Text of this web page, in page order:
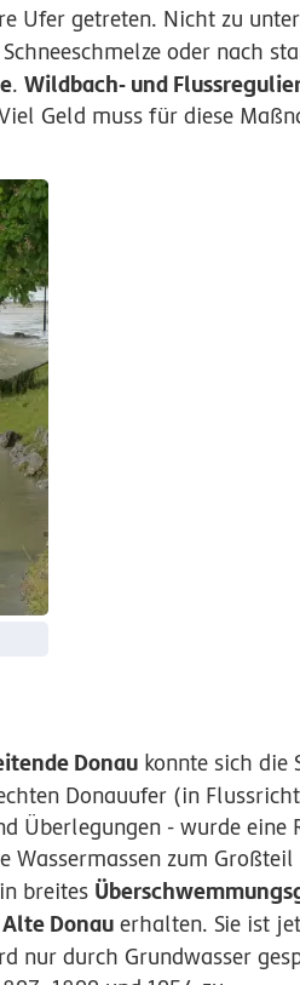
Ufer getreten. Nicht zu
oder nach
.Wildbach- und
Geld muss für diese
Donau konnte sich die
Donauufer (in
Überlegungen - wurde eine
Wassermassen zum Großteil
breites
Alte Donau erhalten. Sie ist
nur durch Grundwasser